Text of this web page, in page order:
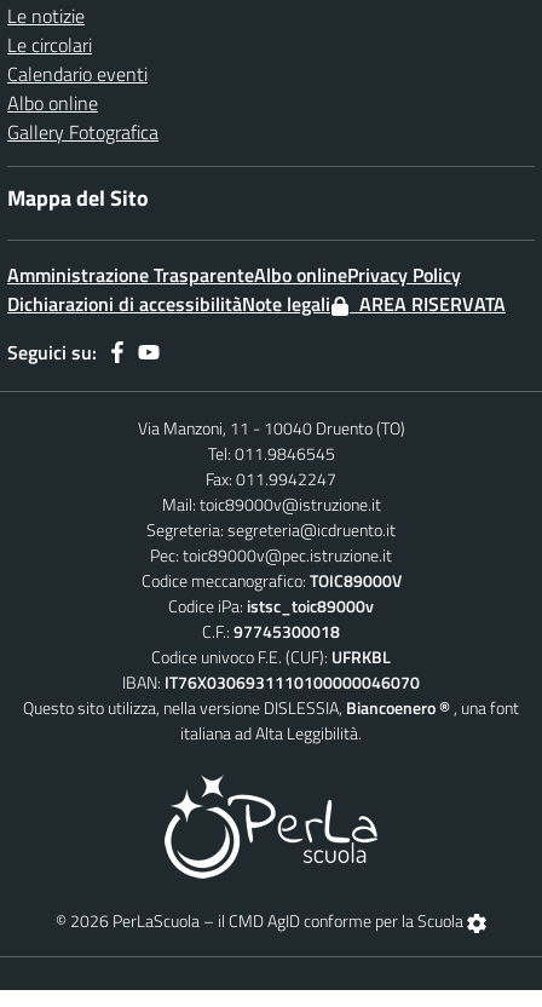
Le notizie
Le circolari
Calendario eventi
Albo online
Gallery Fotografica
Mappa del Sito
Amministrazione TrasparenteAlbo onlinePrivacy Policy
Dichiarazioni di accessibilitàNote legali
AREA RISERVATA
Seguici su:
Via Manzoni, 11 - 10040 Druento (TO)
Tel: 011.9846545
Fax: 011.9942247
Mail:toic89000v@istruzione.it
Segreteria:segreteria@icdruento.it
Pec:toic89000v@pec.istruzione.it
Codice meccanografico:TOIC89000V
Codice iPa: istsc_toic89000v
C.F.:97745300018
Codice univoco F.E. (CUF): UFRKBL
IBAN: IT76X0306931110100000046070
Questo sito utilizza, nella versione DISLESSIA, Biancoenero ®, una font
italiana ad Alta Leggibilità.
© 2026 PerLaScuola – il CMD AgID conforme per la Scuola